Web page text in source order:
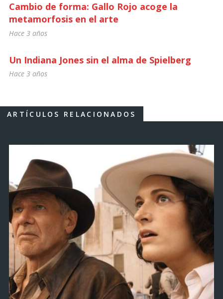
Cambio de forma: Gallo Rojo acoge la
metamorfosis en el arte
Hace 3 años
Un Indiana Jones sin el alma de Spielberg
Hace 3 años
ARTÍCULOS RELACIONADOS